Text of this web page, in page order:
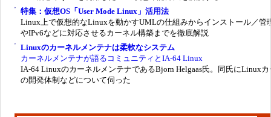
特集：仮想OS「User Mode Linux」活用法
Linux上で仮想的なLinuxを動かすUMLの仕組みからインストール／管
やIPv6などに対応させるカーネル構築までを徹底解説
Linuxのカーネルメンテナは柔軟なシステム
カーネルメンテナが語るコミュニティとIA-64 Linux
IA-64 LinuxのカーネルメンテナであるBjorn Helgaas氏。同氏にLinux
の開発体制などについて伺った